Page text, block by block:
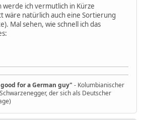
ich vermutlich in Kürze
wäre natürlich auch eine Sortierung
Mal sehen, wie schnell ich das
for a German guy" - Kolumbianischer
der sich als Deutscher